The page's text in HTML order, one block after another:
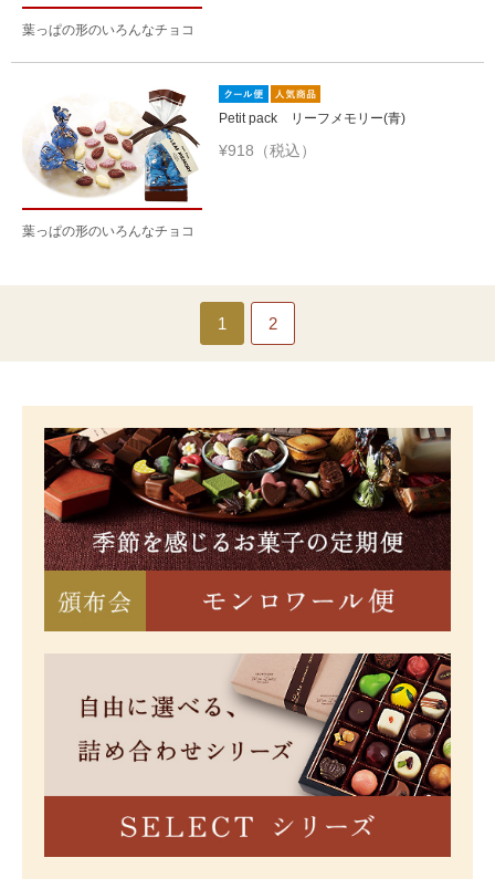
葉っぱの形のいろんなチョコ
Petit pack リーフメモリー(青)
¥918（税込）
葉っぱの形のいろんなチョコ
1 2